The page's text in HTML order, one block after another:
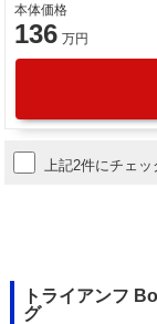
本体価格
136 万円
上記2件にチェッ
トライアンフ
グ